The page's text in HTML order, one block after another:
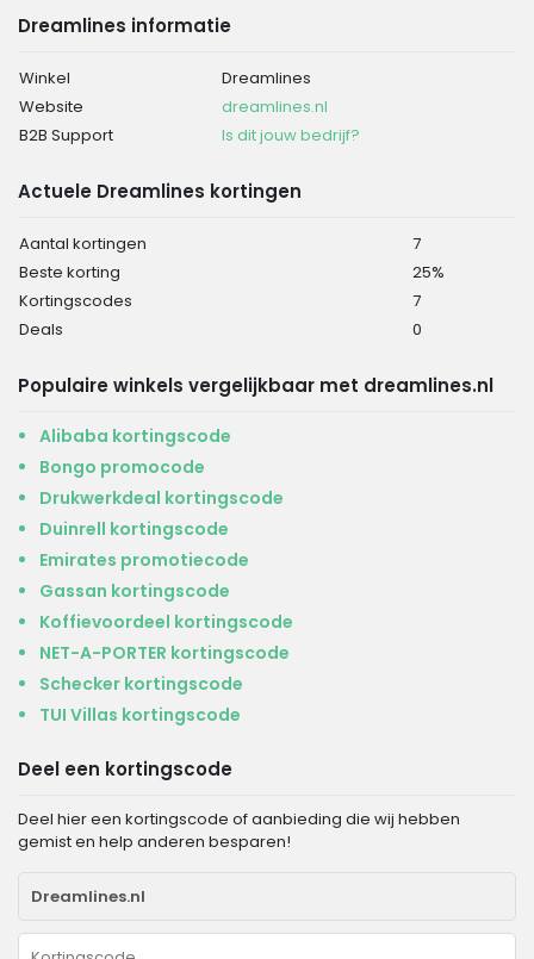
Dreamlines informatie
Winkel
Dreamlines
Website
dreamlines.nl
B2B Support
Is dit jouw bedrijf?
Actuele Dreamlines kortingen
Aantal kortingen
7
Beste korting
25%
Kortingscodes
7
Deals
0
Populaire winkels vergelijkbaar met dreamlines.nl
Alibaba kortingscode
Bongo promocode
Drukwerkdeal kortingscode
Duinrell kortingscode
Emirates promotiecode
Gassan kortingscode
Koffievoordeel kortingscode
NET-A-PORTER kortingscode
Schecker kortingscode
TUI Villas kortingscode
Deel een kortingscode
Deel hier een kortingscode of aanbieding die wij hebben
gemist en help anderen besparen!